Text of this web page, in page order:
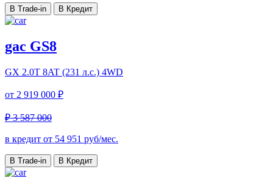
В Trade-in В Кредит
gac GS8
GX 2.0T 8AT (231 л.с.) 4WD
от 2 919 000 ₽
₽ 3 587 000
в кредит от 54 951 руб/мес.
В Trade-in В Кредит